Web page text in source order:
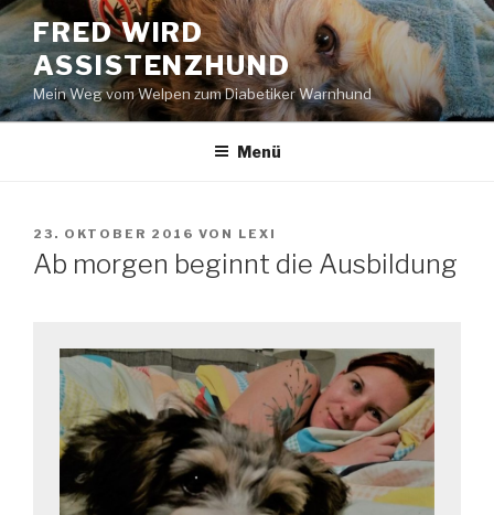
Zum
Inhalt
springen
FRED WIRD
ASSISTENZHUND
Mein Weg vom Welpen zum Diabetiker Warnhund
Menü
VERÖFFENTLICHT
AM
23. OKTOBER 2016 VON LEXI
Ab morgen beginnt die Ausbildung